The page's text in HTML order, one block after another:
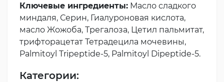
Ключевые ингредиенты: Масло сладкого
миндаля, Серин, Гиалуроновая кислота,
масло Жожоба, Трегалоза, Цетил пальмитат,
трифторацетат Тетрадецила мочевины,
Palmitoyl Tripeptide-5, Palmitoyl Dipeptide-5.
Категории: